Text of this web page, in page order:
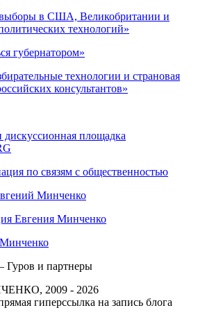
в США, Великобритании и
технологий»
губернатором»
технологии и страновая
консультантов»
площадка
по связям с общественностью
Минченко
Евгения Минченко
Гуров и партнеры
2009 - 2026
гиперссылка на запись блога